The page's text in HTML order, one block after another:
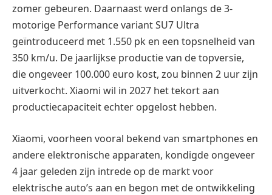
zomer gebeuren. Daarnaast werd onlangs de 3-
motorige Performance variant SU7 Ultra
geïntroduceerd met 1.550 pk en een topsnelheid van
350 km/u. De jaarlijkse productie van de topversie,
die ongeveer 100.000 euro kost, zou binnen 2 uur zijn
uitverkocht. Xiaomi wil in 2027 het tekort aan
productiecapaciteit echter opgelost hebben.
Xiaomi, voorheen vooral bekend van smartphones en
andere elektronische apparaten, kondigde ongeveer
4 jaar geleden zijn intrede op de markt voor
elektrische auto’s aan en begon met de ontwikkeling